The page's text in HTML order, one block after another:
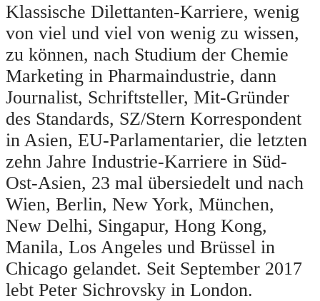
Klassische Dilettanten-Karriere, wenig
von viel und viel von wenig zu wissen,
zu können, nach Studium der Chemie
Marketing in Pharmaindustrie, dann
Journalist, Schriftsteller, Mit-Gründer
des Standards, SZ/Stern Korrespondent
in Asien, EU-Parlamentarier, die letzten
zehn Jahre Industrie-Karriere in Süd-
Ost-Asien, 23 mal übersiedelt und nach
Wien, Berlin, New York, München,
New Delhi, Singapur, Hong Kong,
Manila, Los Angeles und Brüssel in
Chicago gelandet. Seit September 2017
lebt Peter Sichrovsky in London.